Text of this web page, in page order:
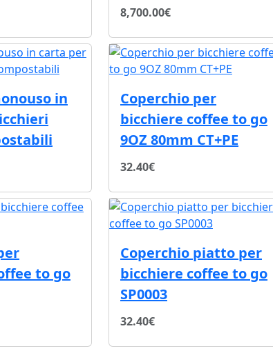
8,700.00€
in
Coperchio per
bicchiere coffee to go
9OZ 80mm CT+PE
32.40€
to go
Coperchio piatto per
bicchiere coffee to go
SP0003
32.40€